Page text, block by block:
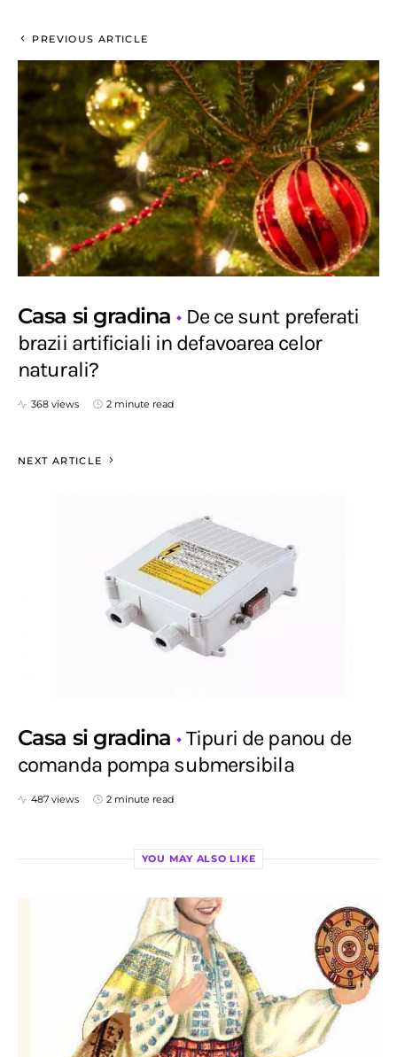
PREVIOUS ARTICLE
Casa si gradina
De ce sunt preferati
brazii artificiali in defavoarea celor
naturali?
368 views 2 minute read
NEXT ARTICLE
Casa si gradina
Tipuri de panou de
comanda pompa submersibila
487 views 2 minute read
YOU MAY ALSO LIKE